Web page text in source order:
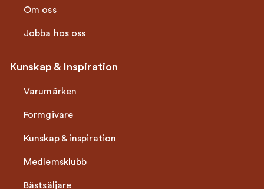
Om oss
Jobba hos oss
Kunskap & Inspiration
Varumärken
Formgivare
Kunskap & inspiration
Medlemsklubb
Bästsäljare